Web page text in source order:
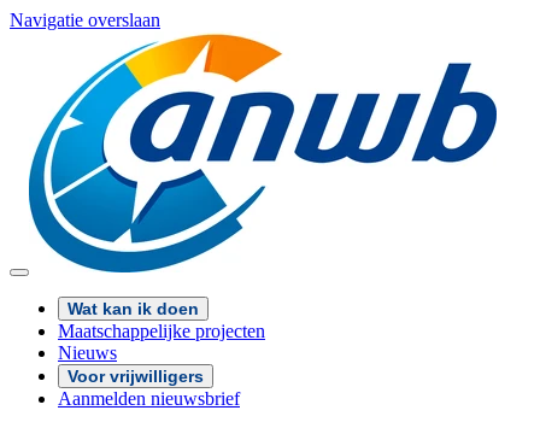
Navigatie overslaan
Wat kan ik doen
Maatschappelijke projecten
Nieuws
Voor vrijwilligers
Aanmelden nieuwsbrief